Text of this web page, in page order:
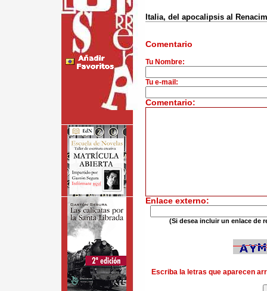
Italia, del apocalipsis al
Comentario
Tu Nombre:
Tu e-mail:
Comentario:
Enlace externo:
(Si desea incluir un enlace de
Escriba la letras que aparecen